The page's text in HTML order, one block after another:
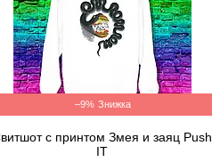
–9%
с принтом Змея и заяц Push
IT